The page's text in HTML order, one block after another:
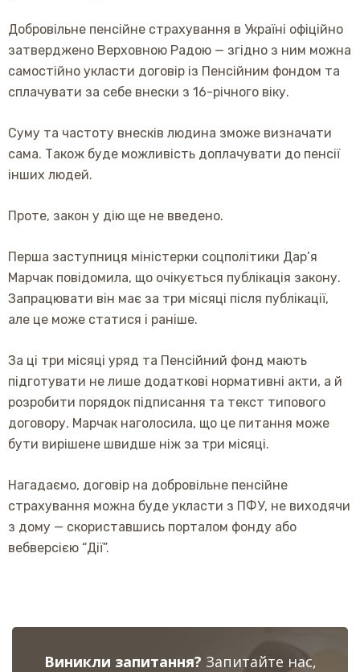
Добровільне пенсійне страхування в Україні офіційно
затверджено Верховною Радою — згідно з ним можна
самостійно укласти договір із Пенсійним фондом та
сплачувати за себе внески з 16-річного віку.
Суму та частоту внесків людина зможе визначати
сама. Також буде можливість доплачувати до пенсії
інших людей.
Проте, закон у дію ще не введено.
Перша заступниця міністерки соцполітики Дар’я
Марчак повідомила, що очікується публікація закону.
Запрацювати він має за три місяці після публікації,
але це може статися і раніше.
За ці три місяці уряд та Пенсійний фонд мають
підготувати не лише додаткові нормативні акти, а й
розробити порядок підписання та текст типового
договору. Марчак наголосила, що це питання може
бути вирішене швидше ніж за три місяці.
Нагадаємо, договір на добровільне пенсійне
страхування можна буде укласти з ПФУ, не виходячи
з дому — скориставшись порталом фонду або
вебверсією “Дії”.
Виникли запитання? Запитайте нас,